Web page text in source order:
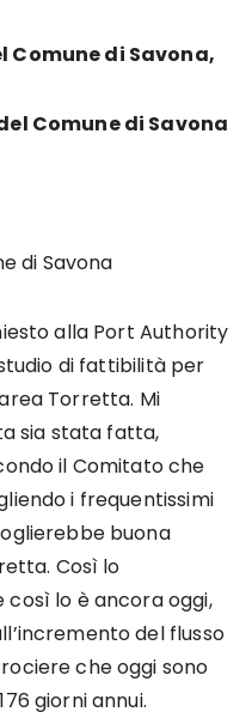
Comune di Savona,
Comune di Savona
di Savona
alla Port Authority
di fattibilità per
Torretta. Mi
sia stata fatta,
il Comitato che
i frequentissimi
buona
Così lo
così lo è ancora oggi,
del flusso
che oggi sono
giorni annui.